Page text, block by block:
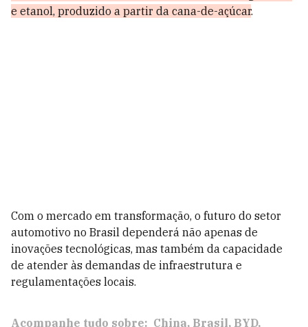
e etanol, produzido a partir da cana-de-açúcar.
Com o mercado em transformação, o futuro do setor
automotivo no Brasil dependerá não apenas de
inovações tecnológicas, mas também da capacidade
de atender às demandas de infraestrutura e
regulamentações locais.
Acompanhe tudo sobre: China Brasil BYD